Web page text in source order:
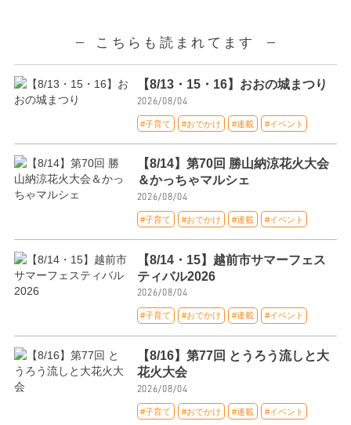
こちらも読まれてます
【8/13・15・16】おおの城まつり
2026/08/04
#子育て #おでかけ #連載 #イベント
【8/14】第70回 勝山納涼花火大会
＆かっちゃマルシェ
2026/08/04
#子育て #おでかけ #連載 #イベント
【8/14・15】越前市サマーフェス
ティバル2026
2026/08/04
#子育て #おでかけ #連載 #イベント
【8/16】第77回 とうろう流しと大
花火大会
2026/08/04
#子育て #おでかけ #連載 #イベント